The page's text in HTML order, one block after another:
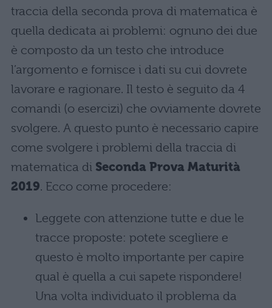
traccia della seconda prova di matematica è
quella dedicata ai problemi: ognuno dei due
è composto da un testo che introduce
l’argomento e fornisce i dati su cui dovrete
lavorare e ragionare. Il testo è seguito da 4
comandi (o esercizi) che ovviamente dovrete
svolgere. A questo punto è necessario capire
come svolgere i problemi della traccia di
matematica di Seconda Prova Maturità
2019. Ecco come procedere:
Leggete con attenzione tutte e due le
tracce proposte: potete scegliere e
questo è molto importante per capire
qual è quella a cui sapete rispondere!
Una volta individuato il problema da